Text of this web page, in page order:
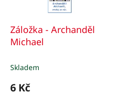
Záložka - Archanděl
Michael
Skladem
6 Kč